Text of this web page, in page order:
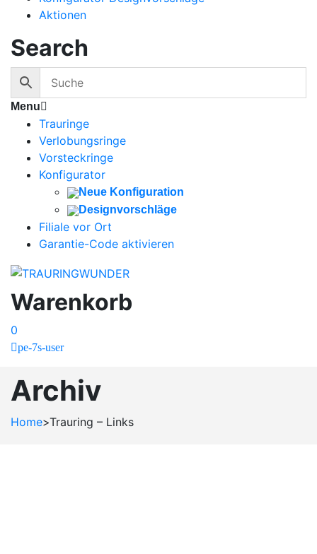
Aktionen
Search
Menu
Trauringe
Verlobungsringe
Vorsteckringe
Konfigurator
Neue Konfiguration
Designvorschläge
Filiale vor Ort
Garantie-Code aktivieren
Warenkorb
0
pe-7s-user
Archiv
Home>Trauring – Links